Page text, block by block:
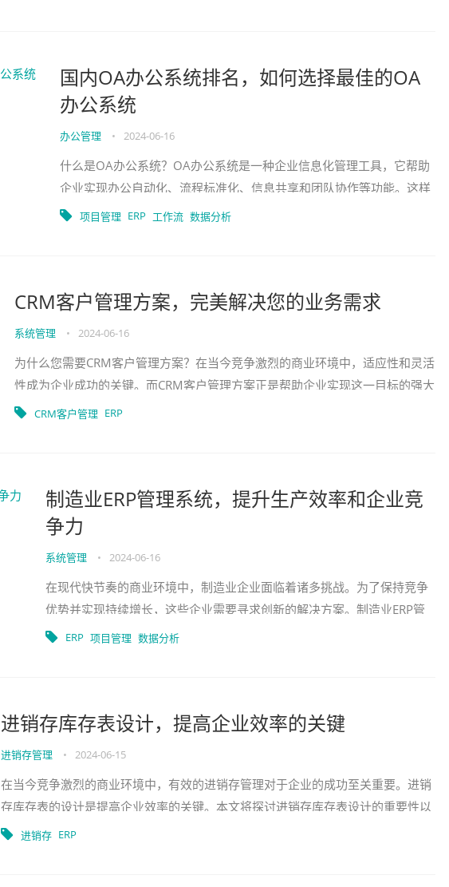
国内OA办公系统排名，如何选择最佳的OA
办公系统
办公管理 • 2024-06-16
什么是OA办公系统？OA办公系统是一种企业信息化管理工具，它帮助
企业实现办公自动化、流程标准化、信息共享和团队协作等功能。这样
的系统可提高办公效率，减少冗余操作，优化沟通与协作，从而提升企
项目管理 ERP 工作流 数据分析
CRM客户管理方案，完美解决您的业务需求
系统管理 • 2024-06-16
为什么您需要CRM客户管理方案？在当今竞争激烈的商业环境中，适应性和灵活
性成为企业成功的关键。而CRM客户管理方案正是帮助企业实现这一目标的强大
工具。它可以集中管理和分析客户数据，提供全面的洞察力，帮
CRM客户管理 ERP
制造业ERP管理系统，提升生产效率和企业竞
争力
系统管理 • 2024-06-16
在现代快节奏的商业环境中，制造业企业面临着诸多挑战。为了保持竞争
优势并实现持续增长，这些企业需要寻求创新的解决方案。制造业ERP管
理系统成为了提高生产效率和企业竞争力的关键工具。本文将介绍制造业
ERP 项目管理 数据分析
进销存库存表设计，提高企业效率的关键
进销存管理 • 2024-06-15
在当今竞争激烈的商业环境中，有效的进销存管理对于企业的成功至关重要。进销
存库存表的设计是提高企业效率的关键。本文将探讨进销存库存表设计的重要性以
及如何有效地进行设计。什么是进销存库存表？进销存库存表是
进销存 ERP